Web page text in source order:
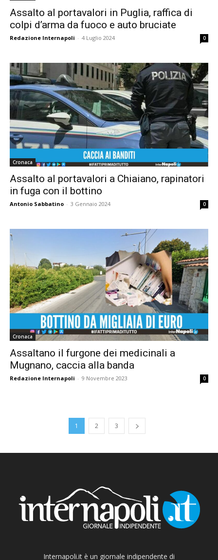
Assalto al portavalori in Puglia, raffica di
colpi d’arma da fuoco e auto bruciate
Redazione Internapoli - 4 Luglio 2024 0
Cronaca
Assalto al portavalori a Chiaiano, rapinatori
in fuga con il bottino
Antonio Sabbatino - 3 Gennaio 2024 0
Cronaca
Assaltano il furgone dei medicinali a
Mugnano, caccia alla banda
Redazione Internapoli - 9 Novembre 2023 0
1 2 3
Internapoli.it è un giornale indipendente di